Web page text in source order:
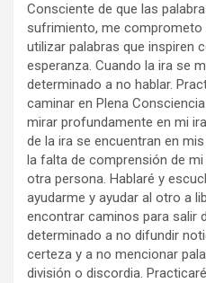
Consciente de que las
sufrimiento, me comprometo
utilizar palabras que inspiren
esperanza. Cuando la ira se
determinado a no hablar.
caminar en Plena
mirar profundamente en mi
de la ira se encuentran en
la falta de comprensión de
otra persona. Hablaré y
ayudarme y ayudar al otro a
encontrar caminos para salir
determinado a no difundir
certeza y a no mencionar
división o discordia.